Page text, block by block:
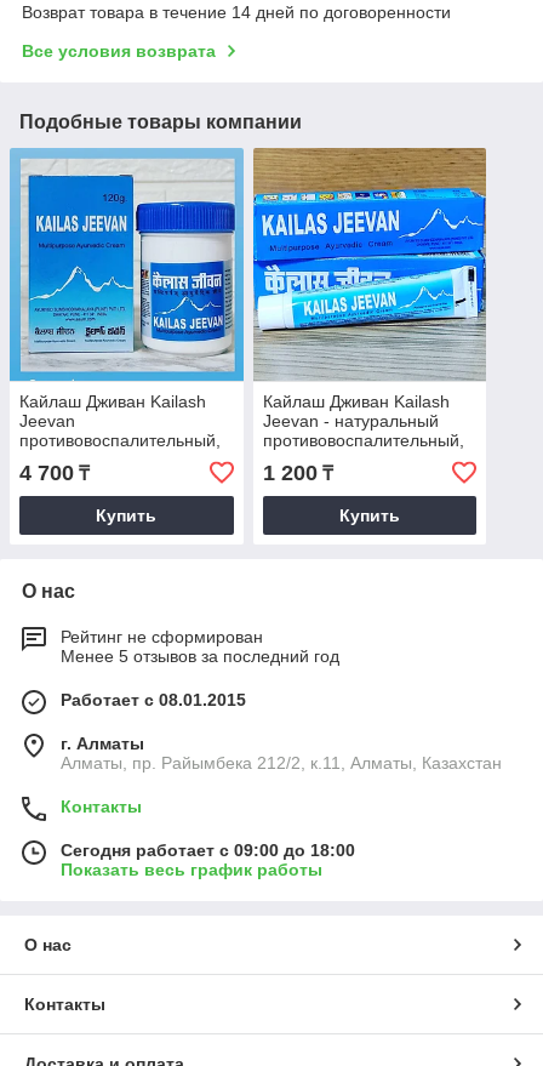
Возврат товара в течение 14 дней по договоренности
Все условия возврата
Подобные товары компании
Кайлаш Дживан Kailash
Jeevan
противовоспалительный,
антисептический,
заживляющий крем, 120
гр
4 700 ₸
Купить
Кайлаш Дживан Kailash
Jeevan - натуральный
противовоспалительный,
антисептический,
заживляющий крем, 20 гр
1 200₸
Купить
О нас
Рейтинг не сформирован
Менее 5 отзывов за последний год
Работает с 08.01.2015
г. Алматы
Алматы, пр. Райымбека 212/2, к.11, Алматы, Казахстан
Контакты
Сегодня работает с 09:00 до 18:00
Показать весь график работы
О нас
Контакты